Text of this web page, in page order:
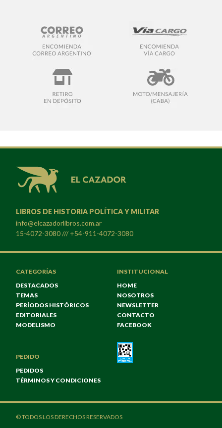
LIBROS DE HISTORIA POLÍTICA Y MILITAR
info@elcazadorlibros.com.ar
15-4072-3080 /// +54-911-4072-3080
CATEGORÍAS
DESTACADOS
TEMAS
PERÍODOS HISTÓRICOS
EDITORIALES
MODELISMO
INSTITUCIONAL
HOME
NOSOTROS
NEWSLETTER
CONTACTO
FACEBOOK
PEDIDO
PEDIDOS
TÉRMINOS Y CONDICIONES
© TODOS LOS DERECHOS RESERVADOS